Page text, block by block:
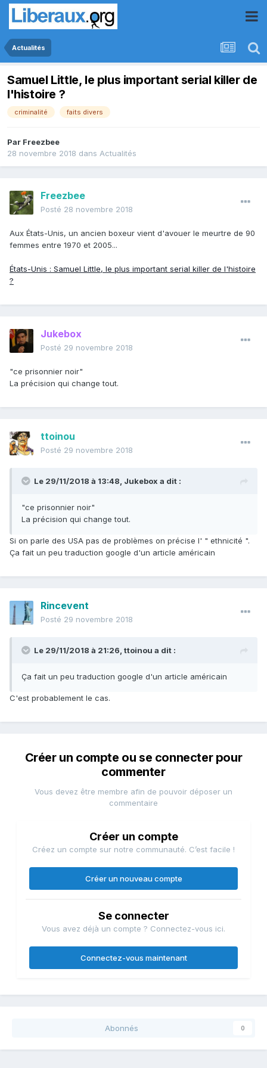
Actualités
Samuel Little, le plus important serial killer de
l'histoire ?
criminalité faits divers
Par Freezbee
28 novembre 2018 dans Actualités
Freezbee
Posté 28 novembre 2018
Aux États-Unis, un ancien boxeur vient d'avouer le meurtre de 90
femmes entre 1970 et 2005...
États-Unis : Samuel Little, le plus important serial killer de l'histoire
?
Jukebox
Posté 29 novembre 2018
"ce prisonnier noir"
La précision qui change tout.
ttoinou
Posté 29 novembre 2018
Le 29/11/2018 à 13:48, Jukebox a dit :
"ce prisonnier noir"
La précision qui change tout.
Si on parle des USA pas de problèmes on précise l' " ethnicité ".
Ça fait un peu traduction google d'un article américain
Rincevent
Posté 29 novembre 2018
Le 29/11/2018 à 21:26, ttoinou a dit :
Ça fait un peu traduction google d'un article américain
C'est probablement le cas.
Créer un compte ou se connecter pour
commenter
Vous devez être membre afin de pouvoir déposer un
commentaire
Créer un compte
Créez un compte sur notre communauté. C’est facile !
Créer un nouveau compte
Se connecter
Vous avez déjà un compte ? Connectez-vous ici.
Connectez-vous maintenant
Abonnés 0